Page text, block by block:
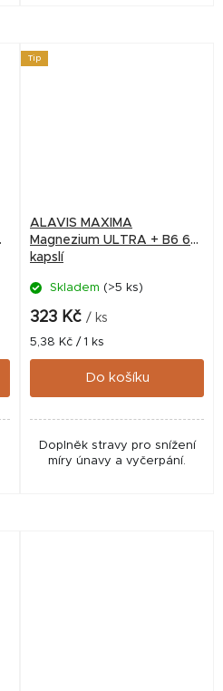
Tip
ALAVIS MAXIMA
Magnezium ULTRA + B6 60
kapslí
Skladem (>5 ks)
323 Kč / ks
Měrná
cena:
5,38 Kč / 1 ks
Do košíku
Doplněk stravy pro snížení
míry únavy a vyčerpání.